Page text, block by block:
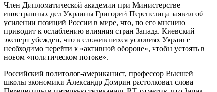
Член Дипломатической академии при Министерстве
иностранных дел Украины Григорий Перепелица заявил об
усилении позиций России в мире, что, по его мнению,
приводит к ослаблению влияния стран Запада. Киевский
эксперт убежден, что в сложившихся условиях Украине
необходимо перейти к «активной обороне», чтобы устоять в
новом «политическом потоке».
Российский политолог-американист, профессор Высшей
школы экономики Александр Домрин растолковал слова